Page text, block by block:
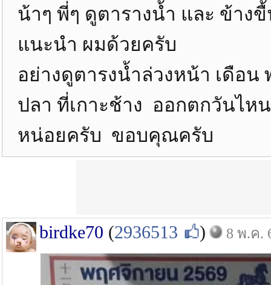
น้าๆ พี่ๆ ดูตารางน้ำ และ ข้า
แนะนำ ผมด้วยครับ
อย่างดูตารงน้ำล่วงหน้า เดือ
ปลา ที่เกาะช้าง ออกตกวันไห
หน่อยครับ ขอบคุณครับ
birdke70 (2936513 ) 8 พ.ค.